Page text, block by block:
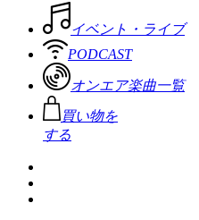
イベント・ライブ
PODCAST
オンエア楽曲一覧
買い物を
する